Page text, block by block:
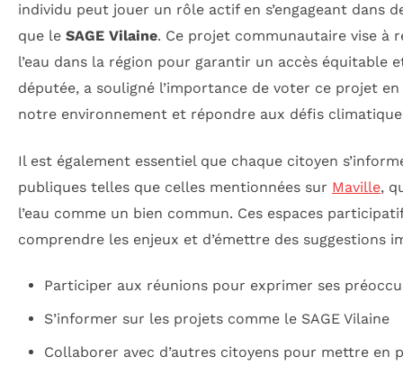
individu peut jouer un rôle actif en s’engageant dans
que le SAGE Vilaine. Ce projet communautaire vise à
l’eau dans la région pour garantir un accès équitable
députée, a souligné l’importance de voter ce projet
notre environnement et répondre aux défis
Il est également essentiel que chaque citoyen
publiques telles que celles mentionnées sur Maville,
l’eau comme un bien commun. Ces espaces
comprendre les enjeux et d’émettre des suggestions
Participer aux réunions pour exprimer ses
S’informer sur les projets comme le SAGE Vilaine
Collaborer avec d’autres citoyens pour mettre en